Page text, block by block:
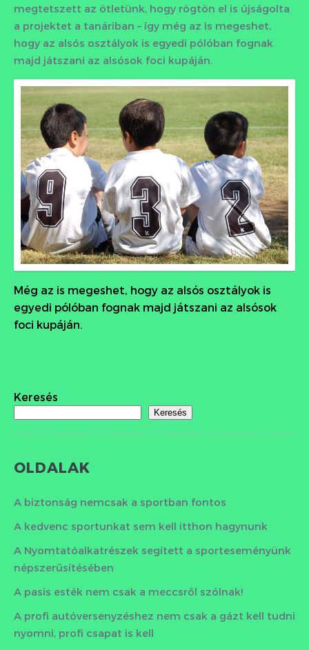
megtetszett az ötletünk, hogy rögtön el is újságolta
a projektet a tanáriban – így még az is megeshet,
hogy az alsós osztályok is egyedi pólóban fognak
majd játszani az alsósok foci kupáján.
Még az is megeshet, hogy az alsós osztályok is
egyedi pólóban fognak majd játszani az alsósok
foci kupáján.
Keresés
Keresés
OLDALAK
A biztonság nemcsak a sportban fontos
A kedvenc sportunkat sem kell itthon hagynunk
A Nyomtatóalkatrészek segített a sporteseményünk
népszerűsítésében
A pasis esték nem csak a meccsről szólnak!
A profi autóversenyzéshez nem csak a gázt kell tudni
nyomni, profi csapat is kell